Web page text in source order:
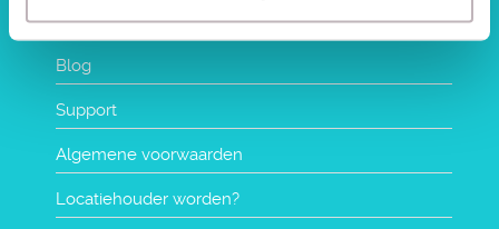
Over ons
Blog
Support
Algemene voorwaarden
Locatiehouder worden?